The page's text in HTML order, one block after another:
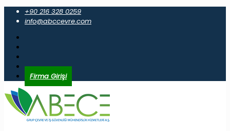
+90 216 328 0259
info@abccevre.com
Firma Girişi